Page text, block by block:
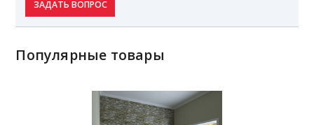
ЗАДАТЬ ВОПРОС
Популярные товары